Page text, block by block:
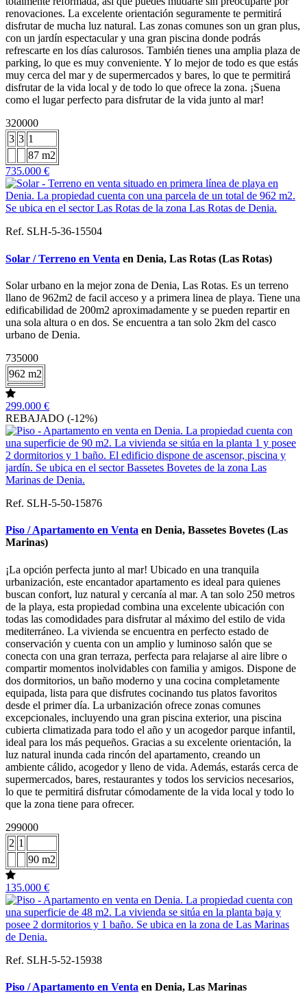
renovaciones. La excelente orientación seguramente te permitirá
disfrutar de mucha luz natural. Las zonas comunes son un gran plus,
con un jardín espectacular y una gran piscina donde podrás
refrescarte en los días calurosos. También tienes una amplia plaza de
parking, lo que es muy conveniente. Y lo mejor de todo es que estás
muy cerca del mar y de supermercados y bares, lo que te permitirá
disfrutar de la vida local y de todo lo que ofrece la zona. ¡Suena
como el lugar perfecto para disfrutar de la vida junto al mar!
320000
3 3 1
87 m2
735.000 €
Ref. SLH-5-36-15504
Solar / Terreno en Venta en Denia, Las Rotas (Las Rotas)
Solar urbano en la mejor zona de Denia, Las Rotas. Es un terreno
llano de 962m2 de facil acceso y a primera linea de playa. Tiene una
edificabilidad de 200m2 aproximadamente y se pueden repartir en
una sola altura o en dos. Se encuentra a tan solo 2km del casco
urbano de Denia.
735000
962 m2
299.000 €
REBAJADO (-12%)
Ref. SLH-5-50-15876
Piso / Apartamento en Venta en Denia, Bassetes Bovetes (Las
Marinas)
¡La opción perfecta junto al mar! Ubicado en una tranquila
urbanización, este encantador apartamento es ideal para quienes
buscan confort, luz natural y cercanía al mar. A tan solo 250 metros
de la playa, esta propiedad combina una excelente ubicación con
todas las comodidades para disfrutar al máximo del estilo de vida
mediterráneo. La vivienda se encuentra en perfecto estado de
conservación y cuenta con un amplio y luminoso salón que se
conecta con una gran terraza, perfecta para relajarse al aire libre o
compartir momentos inolvidables con familia y amigos. Dispone de
dos dormitorios, un baño moderno y una cocina completamente
equipada, lista para que disfrutes cocinando tus platos favoritos
desde el primer día. La urbanización ofrece zonas comunes
excepcionales, incluyendo una gran piscina exterior, una piscina
cubierta climatizada para todo el año y un acogedor parque infantil,
ideal para los más pequeños. Gracias a su excelente orientación, la
luz natural inunda cada rincón del apartamento, creando un
ambiente cálido, acogedor y lleno de vida. Además, estarás cerca de
supermercados, bares, restaurantes y todos los servicios necesarios,
lo que te permitirá disfrutar cómodamente de la vida local y todo lo
que la zona tiene para ofrecer.
299000
2 1
90 m2
135.000 €
Ref. SLH-5-52-15938
Piso / Apartamento en Venta en Denia, Las Marinas